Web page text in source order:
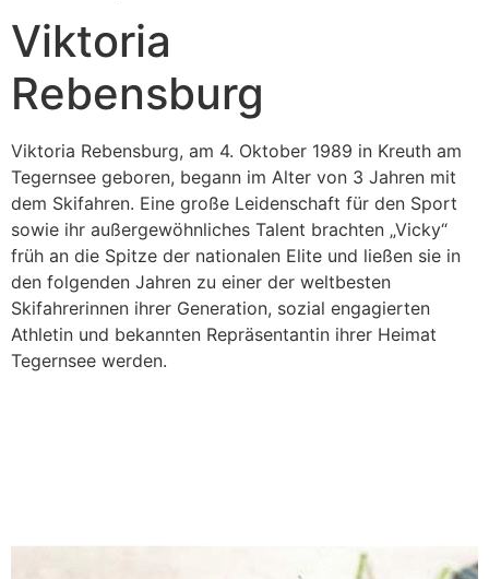
Viktoria
Rebensburg
Viktoria Rebensburg, am 4. Oktober 1989 in Kreuth am
Tegernsee geboren, begann im Alter von 3 Jahren mit
dem Skifahren. Eine große Leidenschaft für den Sport
sowie ihr außergewöhnliches Talent brachten „Vicky“
früh an die Spitze der nationalen Elite und ließen sie in
den folgenden Jahren zu einer der weltbesten
Skifahrerinnen ihrer Generation, sozial engagierten
Athletin und bekannten Repräsentantin ihrer Heimat
Tegernsee werden.